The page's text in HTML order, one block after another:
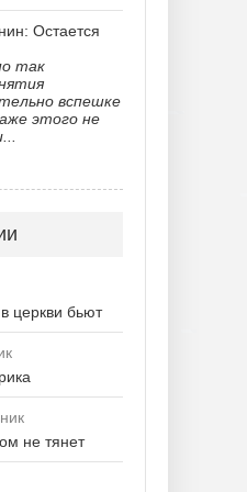
Остается
так
вспешке
этого не
церкви бьют
не тянет